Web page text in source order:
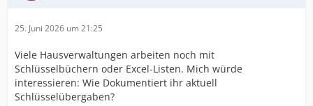
25. Juni 2026 um 21:25
Viele Hausverwaltungen arbeiten noch mit
Schlüsselbüchern oder Excel-Listen. Mich würde
interessieren: Wie Dokumentiert ihr aktuell
Schlüsselübergaben?